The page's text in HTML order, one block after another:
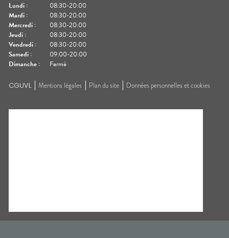
Lundi :
08:30-20:00
Mardi :
08:30-20:00
Mercredi :
08:30-20:00
Jeudi :
08:30-20:00
Vendredi :
08:30-20:00
Samedi :
09:00-20:00
Dimanche : Fermé
CGUVL Mentions légales Plan du site Données personnelles et cookies